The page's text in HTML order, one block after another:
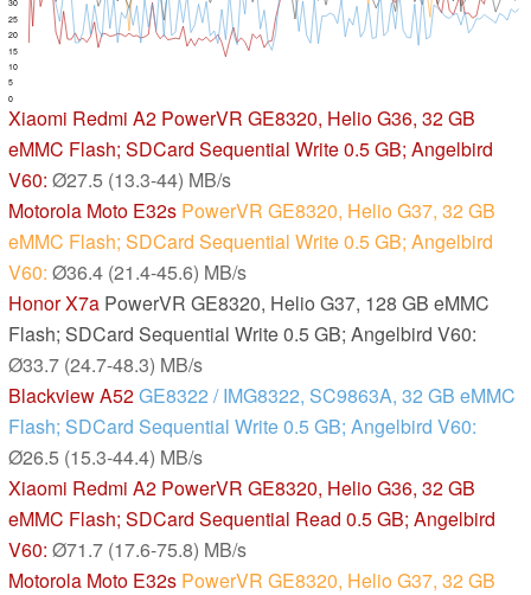
0
5
10
15
20
25
30
Xiaomi Redmi A2 PowerVR GE8320, Helio G36, 32 GB
eMMC Flash; SDCard Sequential Write 0.5 GB; Angelbird
V60: Ø27.5 (13.3-44) MB/s
Motorola Moto E32s PowerVR GE8320, Helio G37, 32 GB
eMMC Flash; SDCard Sequential Write 0.5 GB; Angelbird
V60: Ø36.4 (21.4-45.6) MB/s
Honor X7a PowerVR GE8320, Helio G37, 128 GB eMMC
Flash; SDCard Sequential Write 0.5 GB; Angelbird V60:
Ø33.7 (24.7-48.3) MB/s
Blackview A52GE8322 / IMG8322, SC9863A, 32 GB eMMC
Flash; SDCard Sequential Write 0.5 GB; Angelbird V60:
Ø26.5 (15.3-44.4) MB/s
Xiaomi Redmi A2 PowerVR GE8320, Helio G36, 32 GB
eMMC Flash; SDCard Sequential Read 0.5 GB; Angelbird
V60: Ø71.7 (17.6-75.8) MB/s
Motorola Moto E32s PowerVR GE8320, Helio G37, 32 GB